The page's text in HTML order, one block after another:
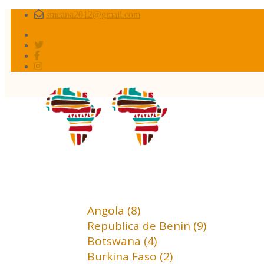
smeana2012@gmail.com
Angola (8)
Republica de Benin (9)
Botswana (4)
Burkina Faso (2)